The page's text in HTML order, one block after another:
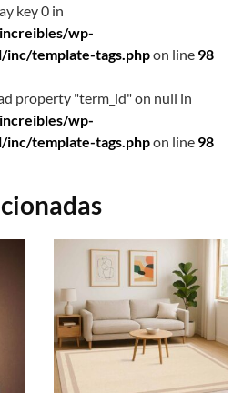
key 0 in
wp-
template-tags.phpon line 98
property "term_id" on null in
wp-
template-tags.phpon line 98